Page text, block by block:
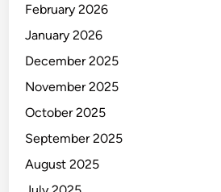
February 2026
January 2026
December 2025
November 2025
October 2025
September 2025
August 2025